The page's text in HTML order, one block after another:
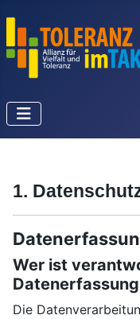
1.
Wer ist
Die